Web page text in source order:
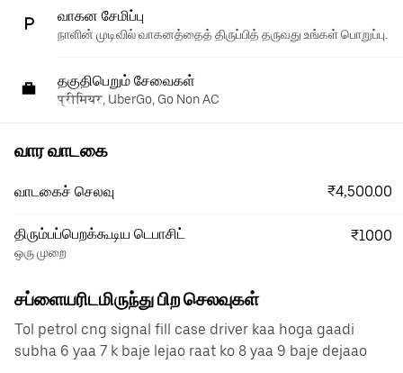
வாகன சேமிப்பு
நாளின் முடிவில் வாகனத்தைத் திருப்பித் தருவது உங்கள் பொறுப்பு.
தகுதிபெறும் சேவைகள்
प्रीमियर, UberGo, Go Non AC
வார வாடகை
வாடகைச் செலவு ₹4,500.00
திரும்பப்பெறக்கூடிய டெபாசிட்
ஒரு முறை
₹1000
சப்ளையரிடமிருந்து பிற செலவுகள்
Tol petrol cng signal fill case driver kaa hoga gaadi
subha 6 yaa 7 k baje lejao raat ko 8 yaa 9 baje dejaao